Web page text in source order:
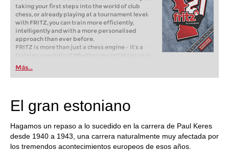
taking your first steps into the world of club
chess, or already playing at a tournament level:
with FRITZ, you can train more efficiently,
intelligently and with a more personalised
approach than ever before.
FRITZ is more than just a chess engine – it’s a
training revolution! Whether you’re taking your
first steps into the world of club chess, or already
playing at a tournament level: with FRITZ, you can
train more efficiently, intelligently and with a
Más...
El gran estoniano
Hagamos un repaso a lo sucedido en la carrera de Paul Keres
desde 1940 a 1943, una carrera naturalmente muy afectada por
los tremendos acontecimientos europeos de esos años.